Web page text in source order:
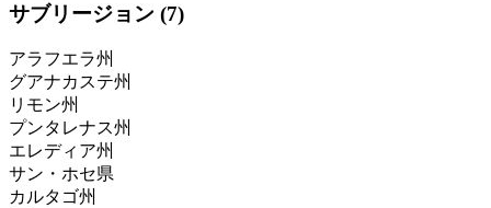
サブリージョン (7)
アラフエラ州
グアナカステ州
リモン州
プンタレナス州
エレディア州
サン・ホセ県
カルタゴ州